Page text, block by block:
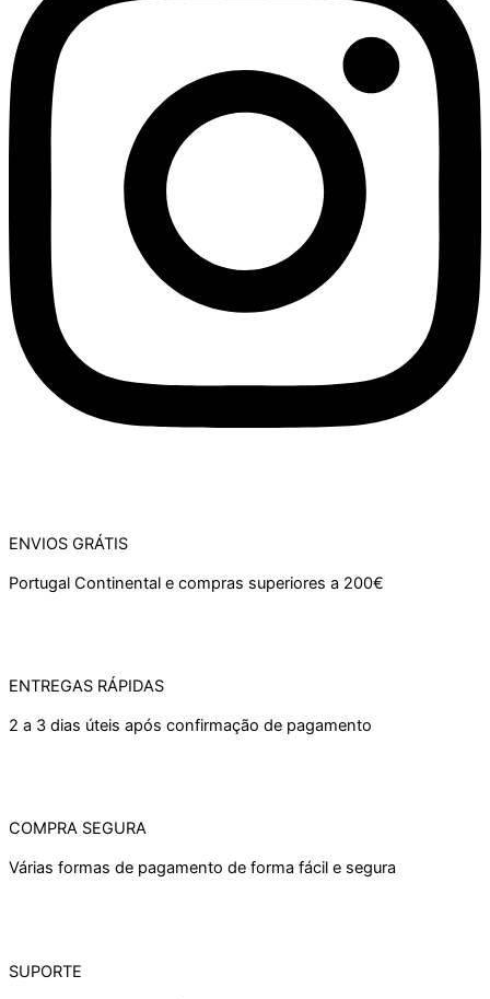
ENVIOS GRÁTIS
Portugal Continental e compras superiores a 200€
ENTREGAS RÁPIDAS
2 a 3 dias úteis após confirmação de pagamento
COMPRA SEGURA
Várias formas de pagamento de forma fácil e segura
SUPORTE